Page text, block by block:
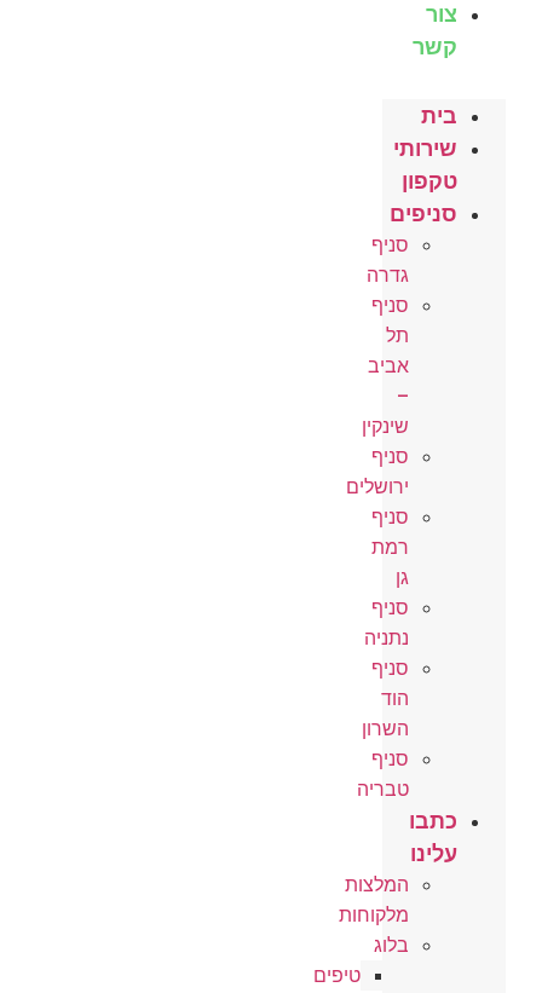
צור
קשר
בית
שירותי
טקפון
סניפים
סניף
גדרה
סניף
תל
אביב
–
שינקין
סניף
ירושלים
סניף
רמת
גן
סניף
נתניה
סניף
הוד
השרון
סניף
טבריה
כתבו
עלינו
המלצות
מלקוחות
בלוג
טיפים